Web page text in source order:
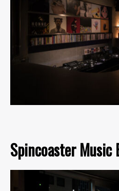
Spincoaster Music